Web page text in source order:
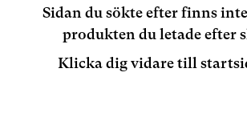
Sidan du sökte efter finns
produkten du letade efter
Klicka dig vidare till